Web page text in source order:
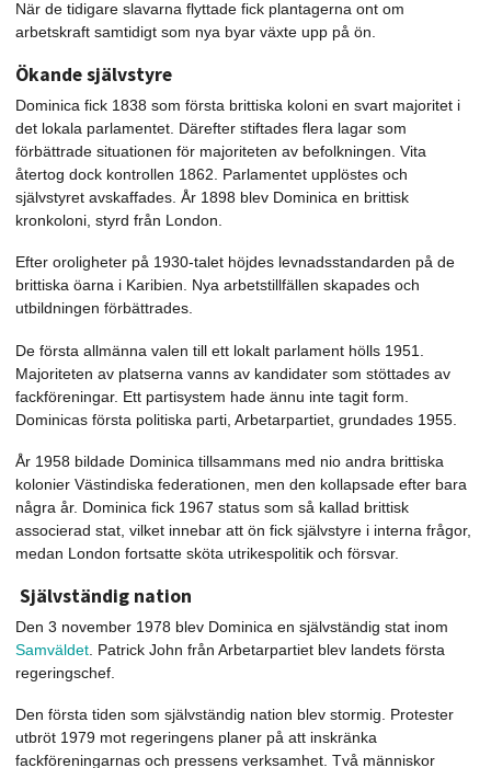
När de tidigare slavarna flyttade fick plantagerna ont om
arbetskraft samtidigt som nya byar växte upp på ön.
Ökande självstyre
Dominica fick 1838 som första brittiska koloni en svart majoritet i
det lokala parlamentet. Därefter stiftades flera lagar som
förbättrade situationen för majoriteten av befolkningen. Vita
återtog dock kontrollen 1862. Parlamentet upplöstes och
självstyret avskaffades. År 1898 blev Dominica en brittisk
kronkoloni, styrd från London.
Efter oroligheter på 1930-talet höjdes levnadsstandarden på de
brittiska öarna i Karibien. Nya arbetstillfällen skapades och
utbildningen förbättrades.
De första allmänna valen till ett lokalt parlament hölls 1951.
Majoriteten av platserna vanns av kandidater som stöttades av
fackföreningar. Ett partisystem hade ännu inte tagit form.
Dominicas första politiska parti, Arbetarpartiet, grundades 1955.
År 1958 bildade Dominica tillsammans med nio andra brittiska
kolonier Västindiska federationen, men den kollapsade efter bara
några år. Dominica fick 1967 status som så kallad brittisk
associerad stat, vilket innebar att ön fick självstyre i interna frågor,
medan London fortsatte sköta utrikespolitik och försvar.
Självständig nation
Den 3 november 1978 blev Dominica en självständig stat inom
Samväldet . Patrick John från Arbetarpartiet blev landets första
regeringschef.
Den första tiden som självständig nation blev stormig. Protester
utbröt 1979 mot regeringens planer på att inskränka
fackföreningarnas och pressens verksamhet. Två människor